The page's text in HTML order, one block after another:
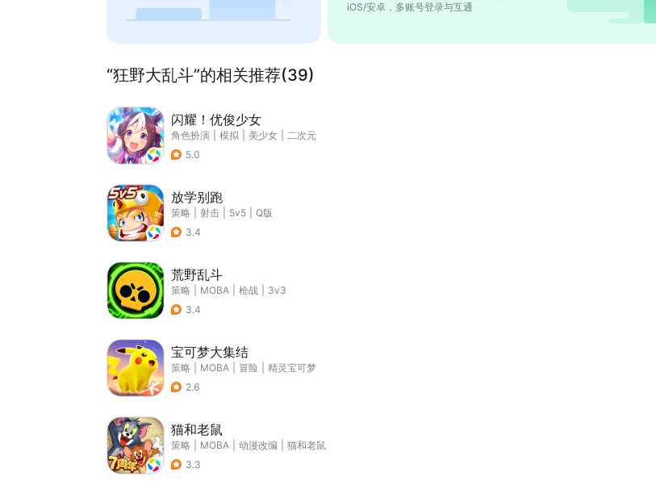
iOS/安卓，多账号登录与互通
“狂野大乱斗”的相关推荐(39)
闪耀！优俊少女
角色扮演 模拟 美少女
二次元
5.0
放学别跑
策略 射击 5v5
Q版
3.4
荒野乱斗
策略 MOBA 枪战
3v3
3.4
宝可梦大集结
策略 MOBA 冒险
精灵宝可梦
2.6
猫和老鼠
策略 MOBA 动漫改编
猫和老鼠
3.3